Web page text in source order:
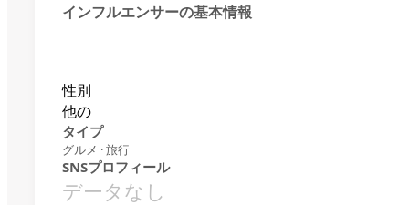
インフルエンサーの基本情報
性別
他の
タイプ
グルメ · 旅行
SNSプロフィール
データなし